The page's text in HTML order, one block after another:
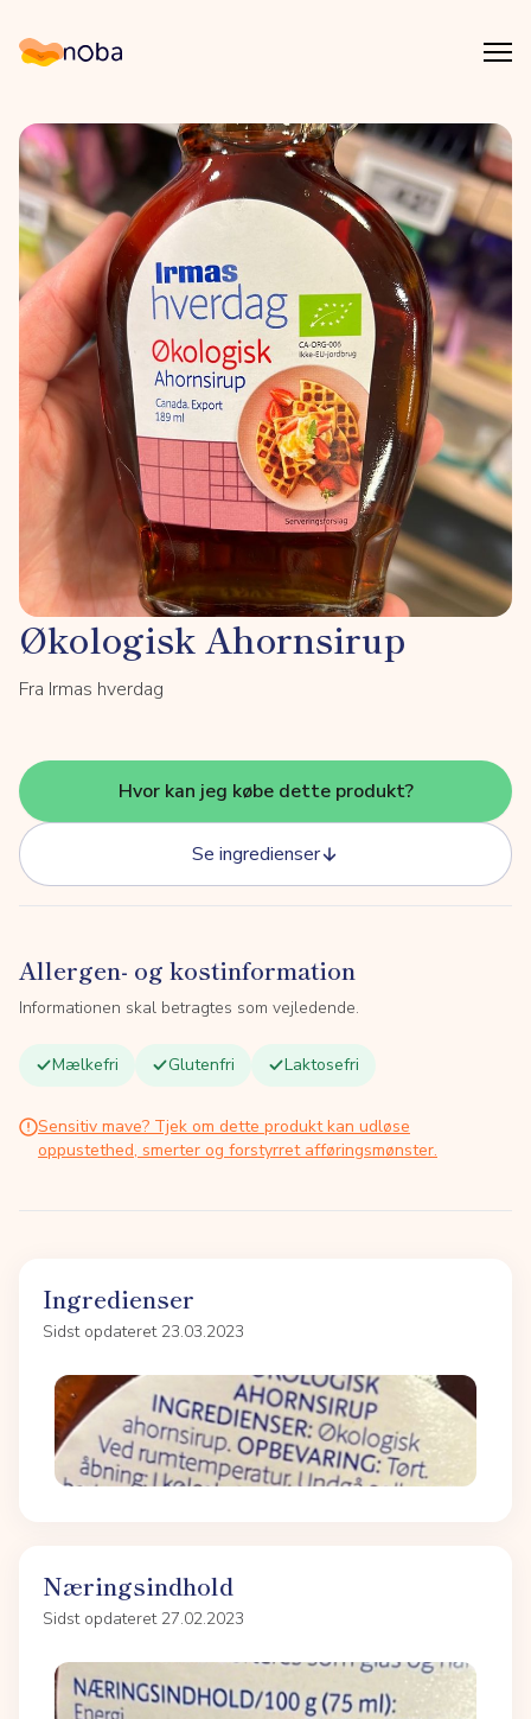
Noba
Økologisk Ahornsirup
Fra Irmas hverdag
Hvor kan jeg købe dette produkt?
Se ingredienser
Allergen- og kostinformation
Informationen skal betragtes som vejledende.
Mælkefri Glutenfri Laktosefri
Sensitiv mave? Tjek om dette produkt kan udløse
oppustethed, smerter og forstyrret afføringsmønster.
Ingredienser
Sidst opdateret 23.03.2023
Næringsindhold
Sidst opdateret 27.02.2023